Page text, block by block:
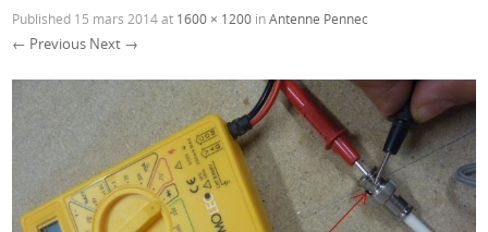
Published 15 mars 2014at 1600 × 1200 inAntenne Pennec
← Previous Next →